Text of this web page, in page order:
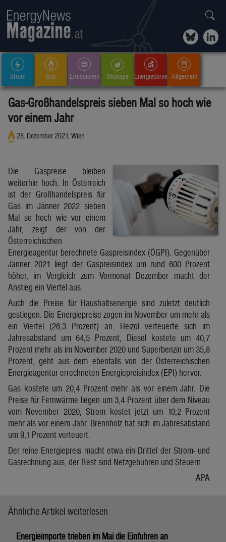
Strom Gas Emissionen Ökologie Energiebörse Allgemein
Gas-Großhandelspreis sieben Mal so hoch wie
vor einem Jahr
28. Dezember 2021, Wien
Die Gaspreise bleiben
weiterhin hoch. In Österreich
ist der Großhandelspreis für
Gas im Jänner 2022 sieben
Mal so hoch wie vor einem
Jahr, zeigt der von der
Österreichischen
Energieagentur berechnete Gaspreisindex (ÖGPI). Gegenüber
Jänner 2021 liegt der Gaspreisindex um rund 600 Prozent
höher, im Vergleich zum Vormonat Dezember macht der
Anstieg ein Viertel aus.
Auch die Preise für Haushaltsenergie sind zuletzt deutlich
gestiegen. Die Energiepreise zogen im November um mehr als
ein Viertel (26,3 Prozent) an. Heizöl verteuerte sich im
Jahresabstand um 64,5 Prozent, Diesel kostete um 40,7
Prozent mehr als im November 2020 und Superbenzin um 35,8
Prozent, geht aus dem ebenfalls von der Österreichischen
Energieagentur errechneten Energiepreisindex (EPI) hervor.
Gas kostete um 20,4 Prozent mehr als vor einem Jahr. Die
Preise für Fernwärme liegen um 3,4 Prozent über dem Niveau
vom November 2020, Strom kostet jetzt um 10,2 Prozent
mehr als vor einem Jahr. Brennholz hat sich im Jahresabstand
um 9,1 Prozent verteuert.
Der reine Energiepreis macht etwa ein Drittel der Strom- und
Gasrechnung aus, der Rest sind Netzgebühren und Steuern.
APA
Ähnliche Artikel weiterlesen
Energieimporte trieben im Mai die Einfuhren an